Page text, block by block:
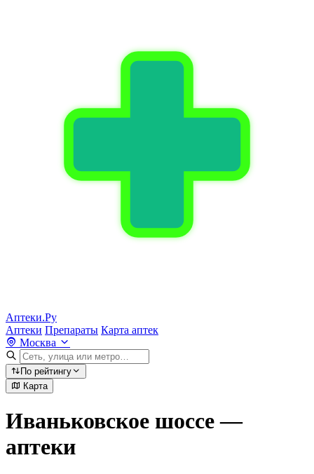
Аптеки.Ру
Аптеки Препараты Карта аптек
Москва
По рейтингу
Карта
Иваньковское шоссе —
аптеки